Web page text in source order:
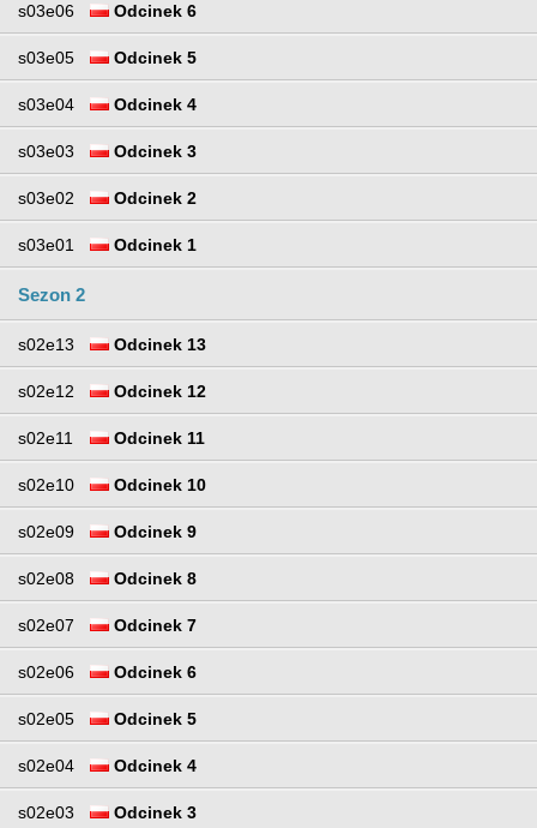
s03e06 Odcinek 6
s03e05 Odcinek 5
s03e04 Odcinek 4
s03e03 Odcinek 3
s03e02 Odcinek 2
s03e01 Odcinek 1
Sezon 2
s02e13 Odcinek 13
s02e12 Odcinek 12
s02e11 Odcinek 11
s02e10 Odcinek 10
s02e09 Odcinek 9
s02e08 Odcinek 8
s02e07 Odcinek 7
s02e06 Odcinek 6
s02e05 Odcinek 5
s02e04 Odcinek 4
s02e03 Odcinek 3